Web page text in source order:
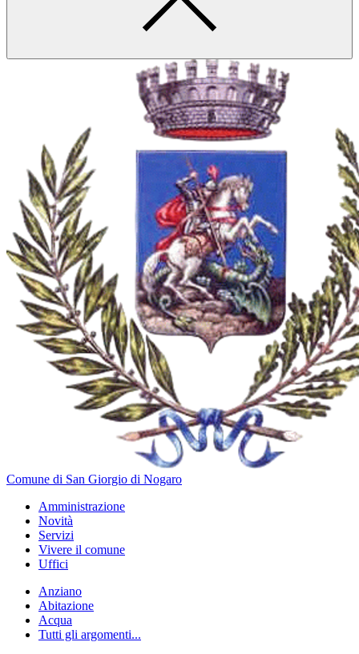
Comune di San Giorgio di Nogaro
Amministrazione
Novità
Servizi
Vivere il comune
Uffici
Anziano
Abitazione
Acqua
Tutti gli argomenti...